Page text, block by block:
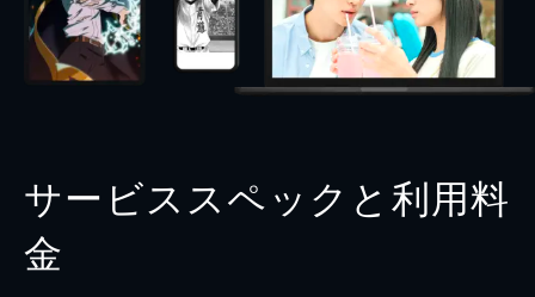
サービススペックと利用料
金